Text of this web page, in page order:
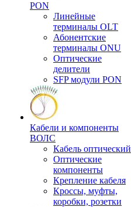
PON
Линейные
терминалы OLT
Абонентские
терминалы ONU
Оптические
делители
SFP модули PON
Кабели и компоненты
ВОЛС
Кабель оптический
Оптические
компоненты
Крепление кабеля
Кроссы, муфты,
коробки, розетки